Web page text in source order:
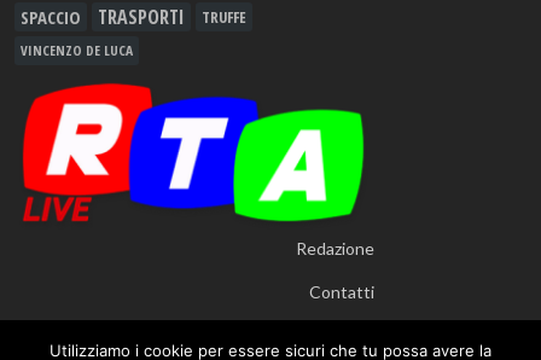
SPACCIO TRASPORTI TRUFFE
VINCENZO DE LUCA
Redazione
Contatti
Utilizziamo i cookie per essere sicuri che tu possa avere la